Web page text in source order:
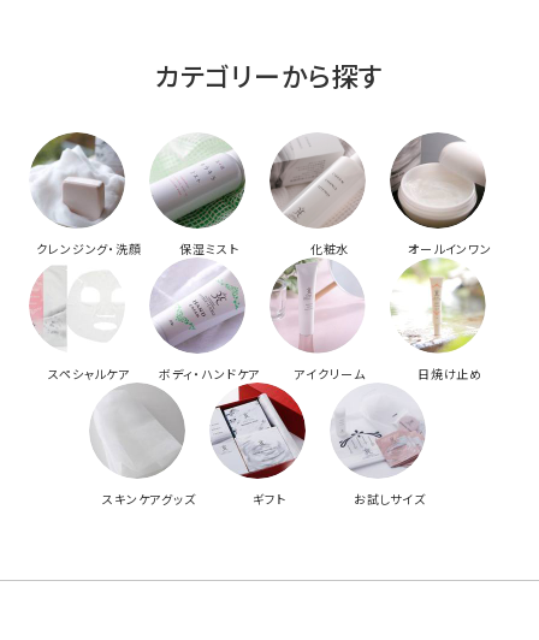
カテゴリーから探す
クレンジング・洗顔 保湿ミスト 化粧水 オールインワン
スペシャルケア ボディ・ハンドケア アイクリーム 日焼け止め
スキンケアグッズ ギフト お試しサイズ